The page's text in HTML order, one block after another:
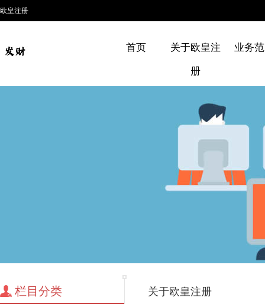
欧皇注册
首页 关于欧皇注
册
业务
栏目分类 关于欧皇注册